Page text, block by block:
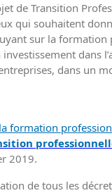
de Transition
qui souhaitent
sur la
investissement dans
dans un
formation
2019.
de tous les